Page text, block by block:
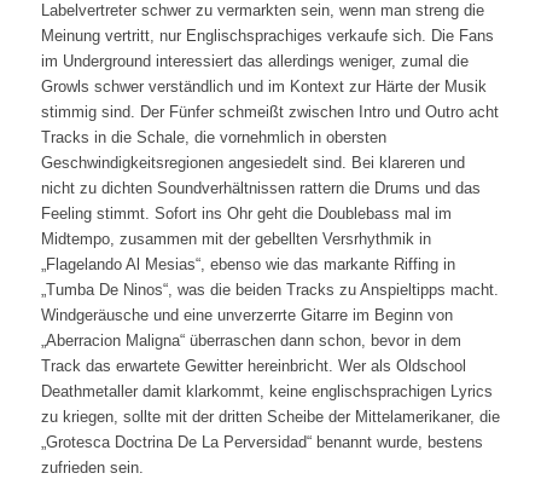
Labelvertreter schwer zu vermarkten sein, wenn man streng die
Meinung vertritt, nur Englischsprachiges verkaufe sich. Die Fans
im Underground interessiert das allerdings weniger, zumal die
Growls schwer verständlich und im Kontext zur Härte der Musik
stimmig sind. Der Fünfer schmeißt zwischen Intro und Outro acht
Tracks in die Schale, die vornehmlich in obersten
Geschwindigkeitsregionen angesiedelt sind. Bei klareren und
nicht zu dichten Soundverhältnissen rattern die Drums und das
Feeling stimmt. Sofort ins Ohr geht die Doublebass mal im
Midtempo, zusammen mit der gebellten Versrhythmik in
„Flagelando Al Mesias“, ebenso wie das markante Riffing in
„Tumba De Ninos“, was die beiden Tracks zu Anspieltipps macht.
Windgeräusche und eine unverzerrte Gitarre im Beginn von
„Aberracion Maligna“ überraschen dann schon, bevor in dem
Track das erwartete Gewitter hereinbricht. Wer als Oldschool
Deathmetaller damit klarkommt, keine englischsprachigen Lyrics
zu kriegen, sollte mit der dritten Scheibe der Mittelamerikaner, die
„Grotesca Doctrina De La Perversidad“ benannt wurde, bestens
zufrieden sein.